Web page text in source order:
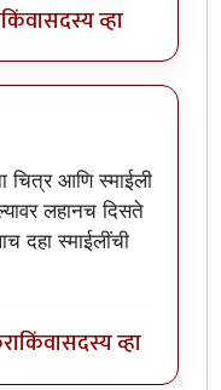
किंवासदस्य व्हा
to tagbyकंजूस
चित्र आणि स्माईली
लहानच दिसते
दहा स्माईलींची
किंवासदस्य व्हा